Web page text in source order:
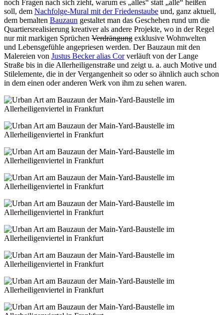
noch Fragen nach sich zieht, warum es „alles“ statt „alle“ heißen
soll, dem Nachfolge-Mural mit der Friedenstaube und, ganz aktuell,
dem bemalten Bauzaun gestaltet man das Geschehen rund um die
Quartiersrealisierung kreativer als andere Projekte, wo in der Regel
nur mit markigen Sprüchen Verdrängung exklusive Wohnwelten
und Lebensgefühle angepriesen werden. Der Bauzaun mit den
Malereien von Justus Becker alias Corverläuft von der Lange
Straße bis in die Allerheiligenstraße und zeigt u. a. auch Motive und
Stilelemente, die in der Vergangenheit so oder so ähnlich auch schon
in dem einen oder anderen Werk von ihm zu sehen waren.